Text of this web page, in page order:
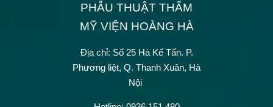
PHẪU THUẬT THẨM
MỸ VIỆN HOÀNG HÀ
Địa chỉ: Số 25 Hà Kế Tấn. P.
Phương liệt, Q. Thanh Xuân, Hà
Nội